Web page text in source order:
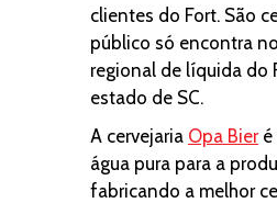
clientes do Fort. São
público só encontra
regional de líquida do
estado de SC.
A cervejaria Opa Bieré
água pura para a
fabricando a melhor